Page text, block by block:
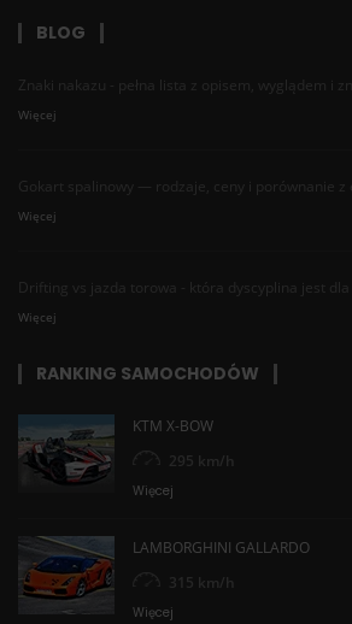
BLOG
Znaki nakazu - pełna lista z opisem, wyglądem i
Więcej
Gokart spalinowy — rodzaje, ceny i porównanie z
Więcej
Drifting vs jazda torowa - która dyscyplina jest dla
Więcej
RANKING SAMOCHODÓW
KTM X-BOW
295 km/h
Więcej
LAMBORGHINI GALLARDO
315 km/h
Więcej